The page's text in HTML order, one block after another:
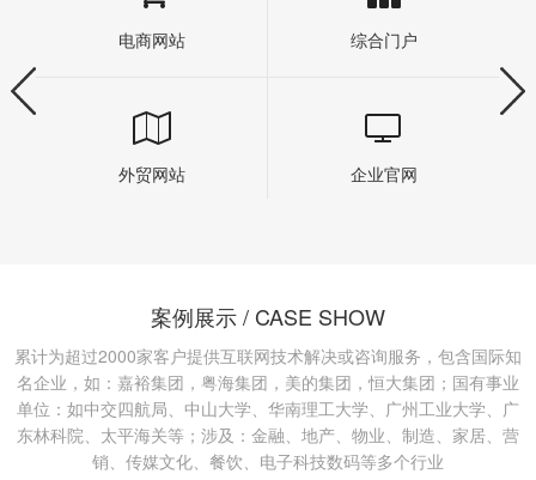
电商网站 综合门户
外贸网站 企业官网
案例展示 / CASE SHOW
累计为超过2000家客户提供互联网技术解决或咨询服务，包含国际知
名企业，如：嘉裕集团，粤海集团，美的集团，恒大集团；国有事业
单位：如中交四航局、中山大学、华南理工大学、广州工业大学、广
东林科院、太平海关等；涉及：金融、地产、物业、制造、家居、营
销、传媒文化、餐饮、电子科技数码等多个行业